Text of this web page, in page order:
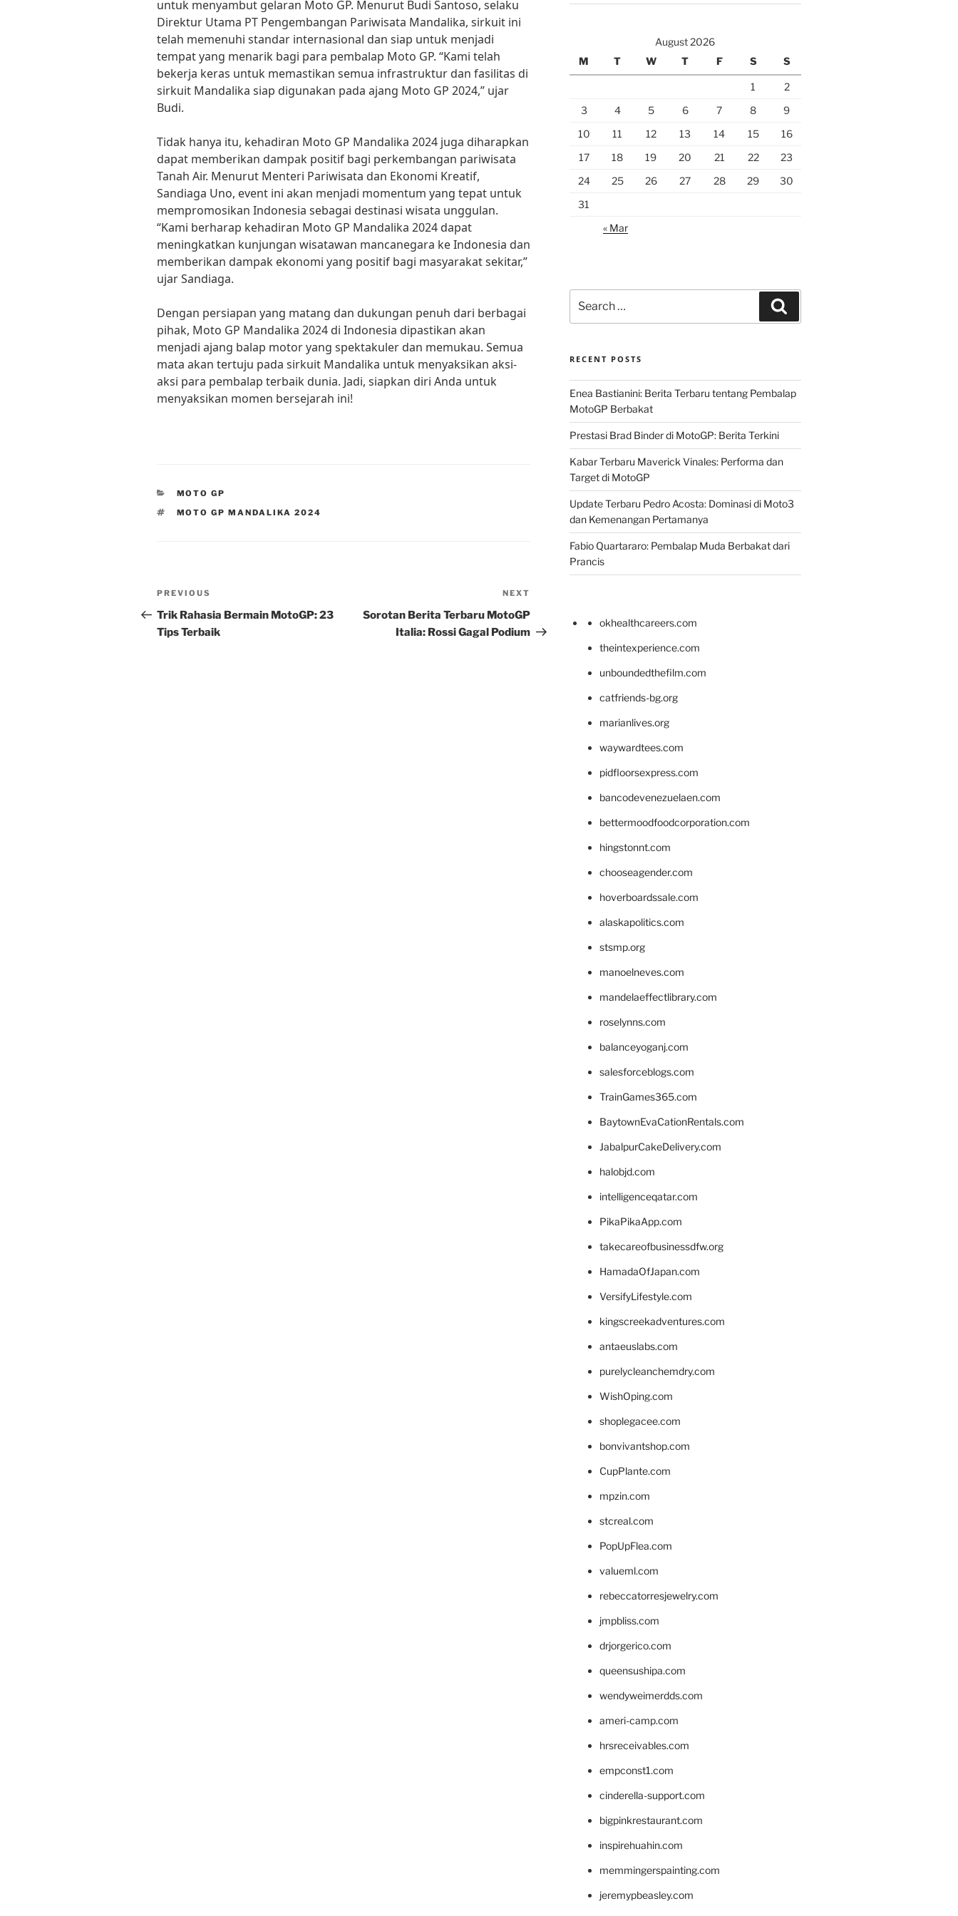
untuk menyambut gelaran Moto GP. Menurut Budi Santoso, selaku
Direktur Utama PT Pengembangan Pariwisata Mandalika, sirkuit ini
telah memenuhi standar internasional dan siap untuk menjadi
tempat yang menarik bagi para pembalap Moto GP. “Kami telah
bekerja keras untuk memastikan semua infrastruktur dan fasilitas di
sirkuit Mandalika siap digunakan pada ajang Moto GP 2024,” ujar
Budi.
Tidak hanya itu, kehadiran Moto GP Mandalika 2024 juga diharapkan
dapat memberikan dampak positif bagi perkembangan pariwisata
Tanah Air. Menurut Menteri Pariwisata dan Ekonomi Kreatif,
Sandiaga Uno, event ini akan menjadi momentum yang tepat untuk
mempromosikan Indonesia sebagai destinasi wisata unggulan.
“Kami berharap kehadiran Moto GP Mandalika 2024 dapat
meningkatkan kunjungan wisatawan mancanegara ke Indonesia dan
memberikan dampak ekonomi yang positif bagi masyarakat sekitar,”
ujar Sandiaga.
Dengan persiapan yang matang dan dukungan penuh dari berbagai
pihak, Moto GP Mandalika 2024 di Indonesia dipastikan akan
menjadi ajang balap motor yang spektakuler dan memukau. Semua
mata akan tertuju pada sirkuit Mandalika untuk menyaksikan aksi-
aksi para pembalap terbaik dunia. Jadi, siapkan diri Anda untuk
menyaksikan momen bersejarah ini!
CATEGORIES
MOTO GP
TAGS
MOTO GP MANDALIKA 2024
Post
navigation
Previous
Post
PREVIOUS
Trik Rahasia Bermain MotoGP: 23
Tips Terbaik
Post
NEXT
Sorotan Berita Terbaru MotoGP
Italia: Rossi Gagal Podium
August 2026
M
T W T F S S
1
2
3
4 5 6 7 8
9
10
11 12 13 14 15
16
17
18 19 20 21 22
23
24
25 26 27 28 29
30
31
« Mar
for:
RECENT POSTS
Enea Bastianini: Berita Terbaru tentang Pembalap
MotoGP Berbakat
Prestasi Brad Binder di MotoGP: Berita Terkini
Kabar Terbaru Maverick Vinales: Performa dan
Target di MotoGP
Update Terbaru Pedro Acosta: Dominasi di Moto3
dan Kemenangan Pertamanya
Fabio Quartararo: Pembalap Muda Berbakat dari
Prancis
okhealthcareers.com
theintexperience.com
unboundedthefilm.com
catfriends-bg.org
marianlives.org
waywardtees.com
pidfloorsexpress.com
bancodevenezuelaen.com
bettermoodfoodcorporation.com
hingstonnt.com
chooseagender.com
hoverboardssale.com
alaskapolitics.com
stsmp.org
manoelneves.com
mandelaeffectlibrary.com
roselynns.com
balanceyoganj.com
salesforceblogs.com
TrainGames365.com
BaytownEvaCationRentals.com
JabalpurCakeDelivery.com
halobjd.com
intelligenceqatar.com
PikaPikaApp.com
takecareofbusinessdfw.org
HamadaOfJapan.com
VersifyLifestyle.com
kingscreekadventures.com
antaeuslabs.com
purelycleanchemdry.com
WishOping.com
shoplegacee.com
bonvivantshop.com
CupPlante.com
mpzin.com
stcreal.com
PopUpFlea.com
valueml.com
rebeccatorresjewelry.com
jmpbliss.com
drjorgerico.com
queensushipa.com
wendyweimerdds.com
ameri-camp.com
hrsreceivables.com
empconst1.com
cinderella-support.com
bigpinkrestaurant.com
inspirehuahin.com
memmingerspainting.com
jeremypbeasley.com